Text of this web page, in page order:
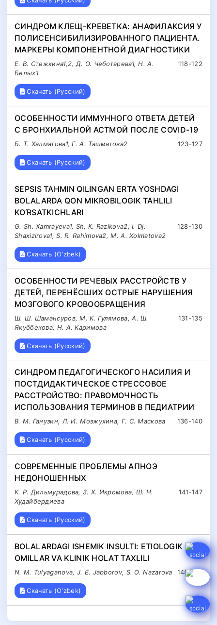
СИНДРОМ КЛЕЩ-КРЕВЕТКА: АНАФИЛАКСИЯ У
ПОЛИСЕНСИБИЛИЗИРОВАННОГО ПАЦИЕНТА.
МАРКЕРЫ КОМПОНЕНТНОЙ ДИАГНОСТИКИ
118-122
Е. В. Стежкина1,2, Д. О. Чеботарева1, Н. А.
Белых1
Скачать (Русский)
ОСОБЕННОСТИ ИММУННОГО ОТВЕТА ДЕТЕЙ
С БРОНХИАЛЬНОЙ АСТМОЙ ПОСЛЕ COVID-19
123-127
Б. Т. Халматова1, Г. А. Ташматова2
Скачать (Русский)
SEPSIS TAHMIN QILINGAN ERTA YOSHDAGI
BOLALARDA QON MIKROBILOGIK TAHLILI
KO‘RSATKICHLARI
128-130
G. Sh. Xamrayeva1, Sh. K. Razikova2, I. Dj.
Shaxizirova1, S. R. Rahimova2, M. A. Xolmatova2
Скачать (O'zbek)
ОСОБЕННОСТИ РЕЧЕВЫХ РАССТРОЙСТВ У
ДЕТЕЙ, ПЕРЕНЁСШИХ ОСТРЫЕ НАРУШЕНИЯ
МОЗГОВОГО КРОВООБРАЩЕНИЯ
131-135
Ш. Ш. Шамансуров, М. К. Гулямова, А. Ш.
Якуббекова, Н. А. Каримова
Скачать (Русский)
СИНДРОМ ПЕДАГОГИЧЕСКОГО НАСИЛИЯ И
ПОСТДИДАКТИЧЕСКОЕ СТРЕССОВОЕ
РАССТРОЙСТВО: ПРАВОМОЧНОСТЬ
ИСПОЛЬЗОВАНИЯ ТЕРМИНОВ В ПЕДИАТРИИ
136-140
В. М. Ганузин, Л. И. Мозжухина, Г. С. Маскова
Скачать (Русский)
СОВРЕМЕННЫЕ ПРОБЛЕМЫ АПНОЭ
НЕДОНОШЕННЫХ
141-147
К. Р. Дильмурадова, З. Х. Икромова, Ш. Н.
Худайбердиева
Скачать (Русский)
BOLALARDAGI ISHEMIK INSULTI: ETIOLOGIK
OMILLAR VA KLINIK HOLAT TAXLILI
148-152
N. M. Tulyaganova, J. E. Jabborov, S. O. Nazarova
Скачать (O'zbek)